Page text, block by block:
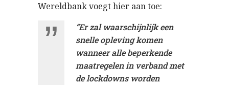
Wereldbank voegt hier aan toe:
“Er zal waarschijnlijk een
snelle opleving komen
wanneer alle beperkende
maatregelen in verband met
de lockdowns worden